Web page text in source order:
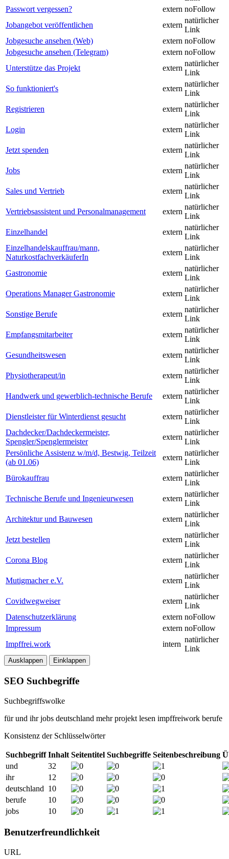
Passwort vergessen?
extern noFollow
Jobangebot veröffentlichen
extern
natürlicher
Link
Jobgesuche ansehen (Web)
extern noFollow
Jobgesuche ansehen (Telegram)
extern noFollow
Unterstütze das Projekt
extern
natürlicher
Link
So funktioniert's
extern
natürlicher
Link
Registrieren
extern
natürlicher
Link
Login
extern
natürlicher
Link
Jetzt spenden
extern
natürlicher
Link
Jobs
extern
natürlicher
Link
Sales und Vertrieb
extern
natürlicher
Link
Vertriebsassistent und Personalmanagement
extern
natürlicher
Link
Einzelhandel
extern
natürlicher
Link
Einzelhandelskauffrau/mann,
NaturkostfachverkäuferIn
extern
natürlicher
Link
Gastronomie
extern
natürlicher
Link
Operations Manager Gastronomie
extern
natürlicher
Link
Sonstige Berufe
extern
natürlicher
Link
Empfangsmitarbeiter
extern
natürlicher
Link
Gesundheitswesen
extern
natürlicher
Link
Physiotherapeut/in
extern
natürlicher
Link
Handwerk und gewerblich-technische Berufe
extern
natürlicher
Link
Dienstleister für Winterdienst gesucht
extern
natürlicher
Link
Dachdecker/Dachdeckermeister,
Spengler/Spenglermeister
extern
natürlicher
Link
Persönliche Assistenz w/m/d, Bestwig, Teilzeit
(ab 01.06)
extern
natürlicher
Link
Bürokauffrau
extern
natürlicher
Link
Technische Berufe und Ingenieurwesen
extern
natürlicher
Link
Architektur und Bauwesen
extern
natürlicher
Link
Jetzt bestellen
extern
natürlicher
Link
Corona Blog
extern
natürlicher
Link
Mutigmacher e.V.
extern
natürlicher
Link
Covidwegweiser
extern
natürlicher
Link
Datenschutzerklärung
extern noFollow
Impressum
extern noFollow
Impffrei.work
intern
natürlicher
Link
Ausklappen Einklappen
SEO Suchbegriffe
Suchbegriffswolke
für und ihr jobs deutschland mehr projekt lesen impffreiwork berufe
Konsistenz der Schlüsselwörter
Suchbegriff Inhalt Seitentitel Suchbegriffe Seitenbeschreibung
und
32
ihr
12
deutschland 10
berufe
10
jobs
10
Benutzerfreundlichkeit
URL